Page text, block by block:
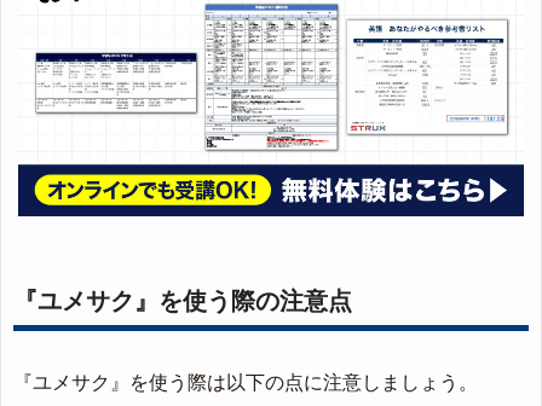
『ユメサク』を使う際の注意点
『ユメサク』を使う際は以下の点に注意しましょう。